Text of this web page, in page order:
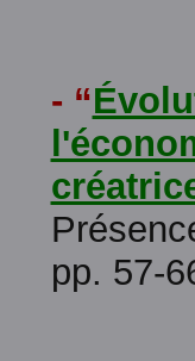
- “
pp. 57-